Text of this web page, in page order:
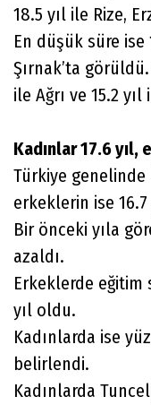
18.5 yıl ile Rize,
En düşük süre ise
Şırnak’ta
ile Ağrı ve 15.2
Kadınlar 17.6 yıl,
Türkiye genelinde
erkeklerin ise
Bir önceki yıla
azaldı.
Erkeklerde eğitim
yıl oldu.
Kadınlarda ise
belirlendi.
Kadınlarda